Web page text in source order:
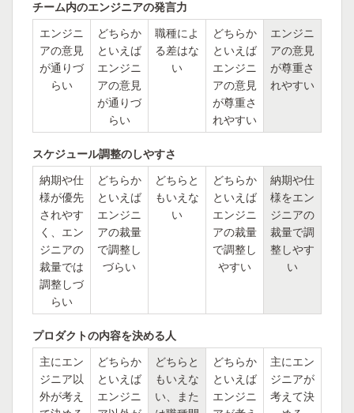
チーム内のエンジニアの発言力
エンジニ
アの意見
が通りづ
らい
どちらか
といえば
エンジニ
アの意見
が通りづ
らい
職種によ
る差はな
い
どちらか
といえば
エンジニ
アの意見
が尊重さ
れやすい
エンジニ
アの意見
が尊重さ
れやすい
スケジュール調整のしやすさ
納期や仕
様が優先
されやす
く、エン
ジニアの
裁量では
調整しづ
らい
どちらか
といえば
エンジニ
アの裁量
で調整し
づらい
どちらと
もいえな
い
どちらか
といえば
エンジニ
アの裁量
で調整し
やすい
納期や仕
様をエン
ジニアの
裁量で調
整しやす
い
プロダクトの内容を決める人
主にエン
ジニア以
外が考え
どちらか
といえば
エンジニ
どちらと
もいえな
い、また
どちらか
といえば
エンジニ
主にエン
ジニアが
考えて決